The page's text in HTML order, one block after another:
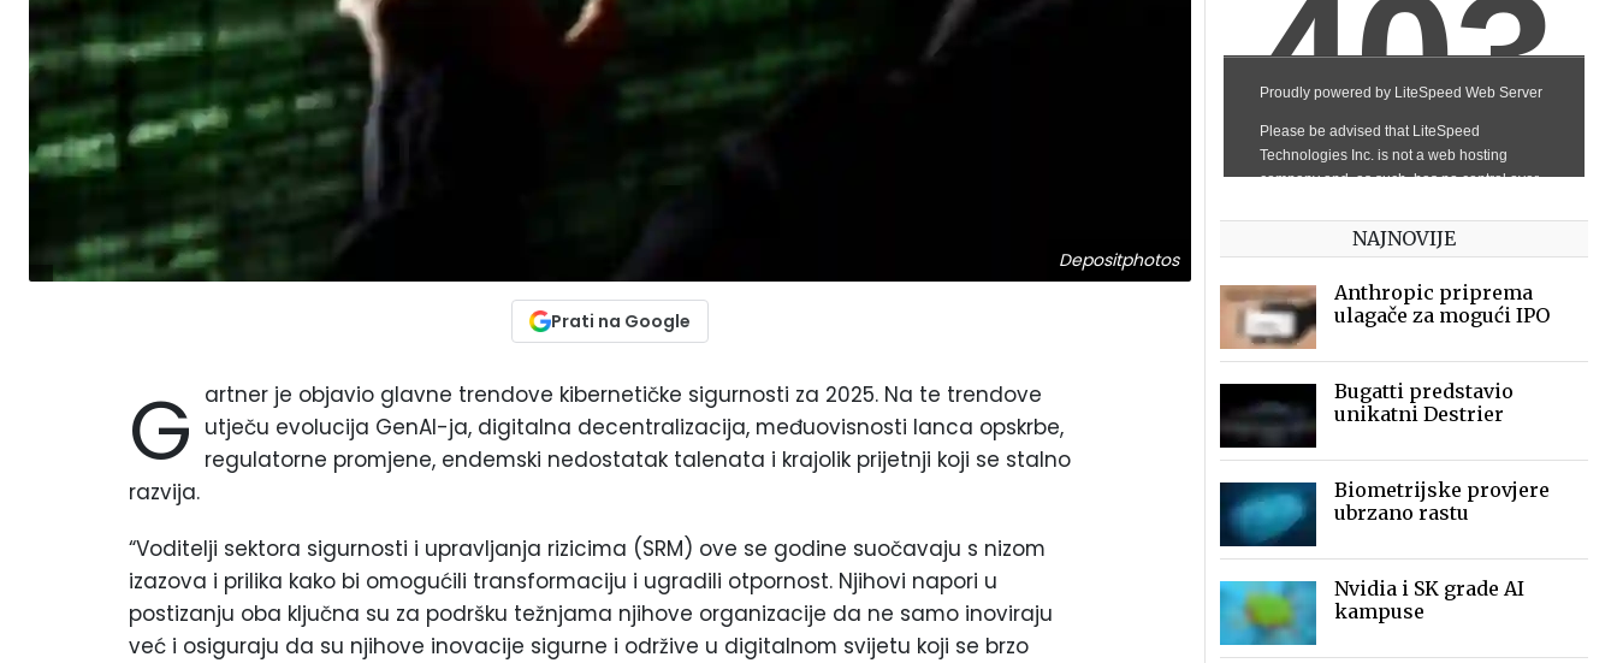
Depositphotos
Prati na Google
G artner je objavio glavne trendove kibernetičke sigurnosti za 2025. Na te trendove
utječu evolucija GenAI-ja, digitalna decentralizacija, međuovisnosti lanca opskrbe,
regulatorne promjene, endemski nedostatak talenata i krajolik prijetnji koji se stalno
razvija.
“Voditelji sektora sigurnosti i upravljanja rizicima (SRM) ove se godine suočavaju s nizom
izazova i prilika kako bi omogućili transformaciju i ugradili otpornost. Njihovi napori u
postizanju oba ključna su za podršku težnjama njihove organizacije da ne samo inoviraju
već i osiguraju da su njihove inovacije sigurne i održive u digitalnom svijetu koji se brzo
NAJNOVIJE
Anthropic priprema
ulagače za mogući IPO
Bugatti predstavio
unikatni Destrier
Biometrijske provjere
ubrzano rastu
Nvidia i SK grade AI
kampuse